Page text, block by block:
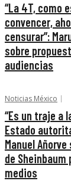
“La 4T, como
convencer,
censurar”:
sobre
audiencias
Noticias México
“Es un traje a
Estado
Manuel
de Sheinbaum
medios